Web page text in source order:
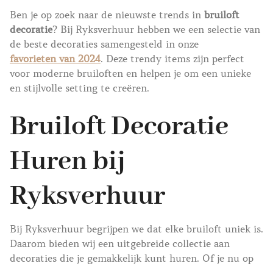
Ben je op zoek naar de nieuwste trends in bruiloft
decoratie? Bij Ryksverhuur hebben we een selectie van
de beste decoraties samengesteld in onze
favorieten van 2024. Deze trendy items zijn perfect
voor moderne bruiloften en helpen je om een unieke
en stijlvolle setting te creëren.
Bruiloft Decoratie
Huren bij
Ryksverhuur
Bij Ryksverhuur begrijpen we dat elke bruiloft uniek is.
Daarom bieden wij een uitgebreide collectie aan
decoraties die je gemakkelijk kunt huren. Of je nu op